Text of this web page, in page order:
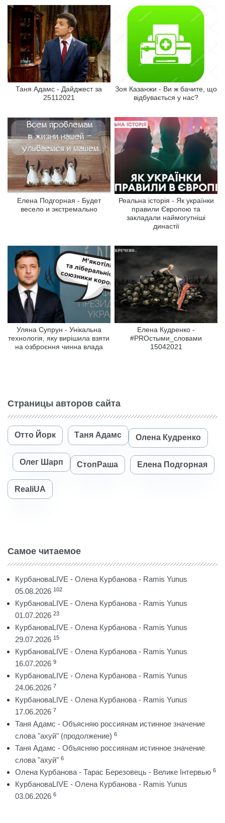
Таня Адамс - Дайджест за
25112021
Зоя Казанжи - Ви ж бачите, що
відбувається у нас?
Елена Подгорная - Будет
весело и экстремально
Реальна історія - Як українки
правили Європою та
закладали наймогутніші
династії
Уляна Супрун - Унікальна
технологія, яку вирішила взяти
на озброєння чинна влада
Елена Кудренко -
#PROстыми_словами
15042021
Страницы авторов сайта
Отто Йорк Таня Адамс Олена Кудренко
Олег Шарп СтопРаша Елена Подгорная
RealiUA
Самое читаемое
КурбановаLIVE - Олена Курбанова - Ramis Yunus
05.08.2026 102
КурбановаLIVE - Олена Курбанова - Ramis Yunus
01.07.2026 23
КурбановаLIVE - Олена Курбанова - Ramis Yunus
29.07.2026 15
КурбановаLIVE - Олена Курбанова - Ramis Yunus
16.07.2026 9
КурбановаLIVE - Олена Курбанова - Ramis Yunus
24.06.2026 7
КурбановаLIVE - Олена Курбанова - Ramis Yunus
17.06.2026 7
Таня Адамс - Объясняю россиянам истинное значение
слова "ахуй" (продолжение) 6
Таня Адамс - Объясняю россиянам истинное значение
слова "ахуй" 6
Олена Курбанова - Тарас Березовець - Велике Інтервью 6
КурбановаLIVE - Олена Курбанова - Ramis Yunus
03.06.2026 6